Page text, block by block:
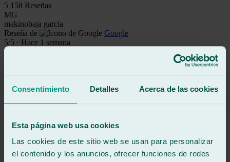
Consentimiento Detalles Acerca de las cookies
Esta página web usa cookies
Las cookies de este sitio web se usan para personalizar
el contenido y los anuncios, ofrecer funciones de redes
5 158 Reseñas
MG
makinobaja garcía
Reseña de
Google
5/5 · Hace 1 semana
Ver reseña
BS
Reseña de
Google
Hace 1 mes
Ver reseña
Me cambiaron la luna del parabrisas, con amabilidad y rapidez